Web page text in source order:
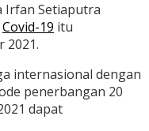
Irfan Setiaputra
Covid-19 itu
2021.
internasional dengan
penerbangan 20
dapat